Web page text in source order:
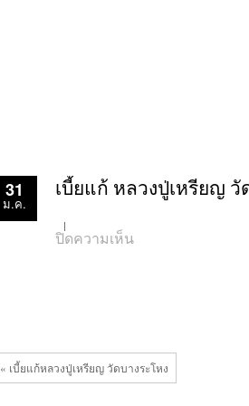
31
ม.ค.
เบี้ยแก้ หลวงปู่เหรียญ วั
ปิดความเห็นบน
ระ
โหง2
« เบี้ยแก้หลวงปู่เหรียญ วัดบางระโหง